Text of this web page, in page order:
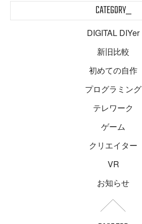
CATEGORY_
DIGITAL DIYer
新旧比較
初めての自作
プログラミング
テレワーク
ゲーム
クリエイター
VR
お知らせ